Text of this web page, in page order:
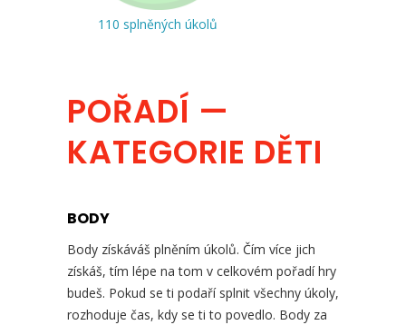
110 splněných úkolů
POŘADÍ —
KATEGORIE DĚTI
BODY
Body získáváš plněním úkolů. Čím více jich
získáš, tím lépe na tom v celkovém pořadí hry
budeš. Pokud se ti podaří splnit všechny úkoly,
rozhoduje čas, kdy se ti to povedlo. Body za